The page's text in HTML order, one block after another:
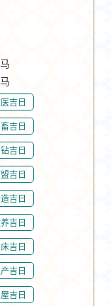
吉日
吉日
吉日
吉日
吉日
吉日
吉日
吉日
吉日